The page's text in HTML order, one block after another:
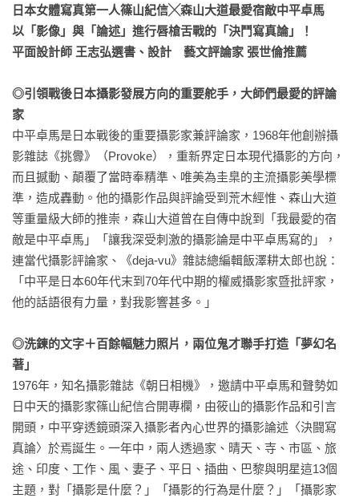
日本女體寫真第一人篠山紀信╳森山大道最愛宿敵中平卓馬
以「影像」與「論述」進行唇槍舌戰的「決鬥寫真論」！
平面設計師 王志弘選書、設計　藝文評論家 張世倫推薦
◎引領戰後日本攝影發展方向的重要舵手，大師們最愛的評論
家
中平卓馬是日本戰後的重要攝影家兼評論家，1968年他創辦攝
影雜誌《挑釁》（Provoke），重新界定日本現代攝影的方向，
而且撼動、顛覆了當時奉精準、唯美為圭臬的主流攝影美學標
準，造成轟動。他的攝影作品與評論受到荒木經惟、森山大道
等重量級大師的推崇，森山大道曾在自傳中說到「我最愛的宿
敵是中平卓馬」「讓我深受刺激的攝影論是中平卓馬寫的」，
連當代攝影評論家、《deja-vu》雜誌總編輯飯澤耕太郎也說：
「中平是日本60年代末到70年代中期的權威攝影家暨批評家，
他的話語很有力量，對我影響甚多。」
◎洗鍊的文字＋百餘幅魅力照片，兩位鬼才聯手打造「夢幻名
著」
1976年，知名攝影雜誌《朝日相機》，邀請中平卓馬和聲勢如
日中天的攝影家篠山紀信合開專欄，由筱山的攝影作品和引言
開頭，中平穿透鏡頭深入攝影者內心世界的攝影論述〈決闘寫
真論〉於焉誕生。一年中，兩人透過家、晴天、寺、市區、旅
途、印度、工作、風、妻子、平日、插曲、巴黎與明星這13個
主題，對「攝影是什麼？」「攝影的行為是什麼？」「攝影家